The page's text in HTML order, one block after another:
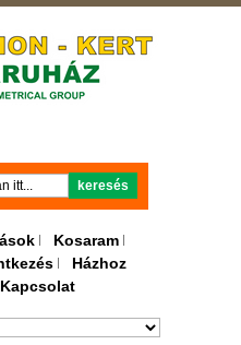
Keresés
keresés
Kosaram
Házhoz
Kapcsolat